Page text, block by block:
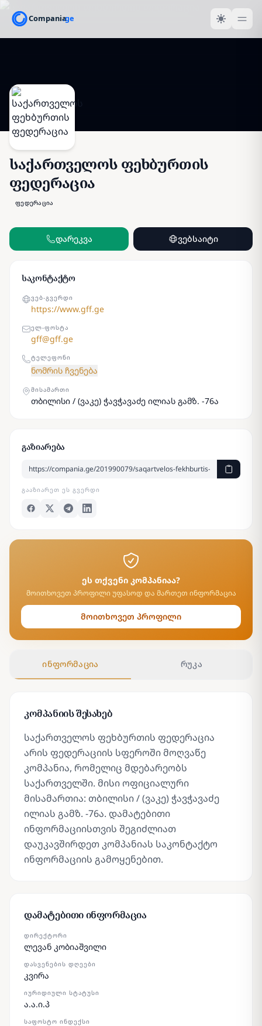
საქართველოს ფეხბურთის
ფედერაცია
ფედერაცია
დარეკვა ვებსაიტი
საკონტაქტო
ᲕᲔᲑ-ᲒᲕᲔᲠᲓᲘ
https://www.gff.ge
ᲔᲚ-ᲤᲝᲡᲢᲐ
gff@gff.ge
ᲢᲔᲚᲔᲤᲝᲜᲘ
ნომრის ჩვენება
ᲛᲘᲡᲐᲛᲐᲠᲗᲘ
თბილისი / (ვაკე) ჭავჭავაძე ილიას გამზ. -76ა
გაზიარება
ᲒᲐᲐᲖᲘᲐᲠᲔᲗ ᲔᲡ ᲒᲕᲔᲠᲓᲘ
ეს თქვენი კომპანიაა?
მოითხოვეთ პროფილი უფასოდ და მართეთ ინფორმაცია
მოითხოვეთ პროფილი
ინფორმაცია რუკა
კომპანიის შესახებ
საქართველოს ფეხბურთის ფედერაცია
არის ფედერაციის სფეროში მოღვაწე
კომპანია, რომელიც მდებარეობს
საქართველში. მისი ოფიციალური
მისამართია: თბილისი / (ვაკე) ჭავჭავაძე
ილიას გამზ. -76ა. დამატებითი
ინფორმაციისთვის შეგიძლიათ
დაუკავშირდეთ კომპანიას საკონტაქტო
ინფორმაციის გამოყენებით.
დამატებითი ინფორმაცია
ᲓᲘᲠᲔᲥᲢᲝᲠᲘ
ლევან კობიაშვილი
ᲓᲐᲡᲕᲔᲜᲔᲑᲘᲡ ᲓᲦᲔᲔᲑᲘ
კვირა
ᲘᲣᲠᲘᲓᲘᲣᲚᲘ ᲡᲢᲐᲢᲣᲡᲘ
ა.ა.ი.პ
ᲡᲐᲤᲝᲡᲢᲝ ᲘᲜᲓᲔᲥᲡᲘ